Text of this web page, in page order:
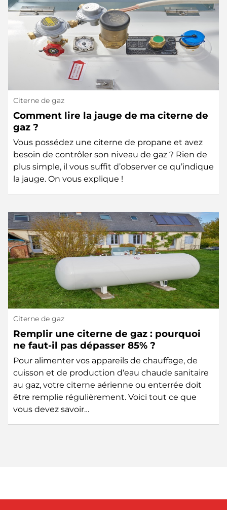
Citerne de gaz
Comment lire la jauge de ma citerne de
gaz ?
Vous possédez une citerne de propane et avez
besoin de contrôler son niveau de gaz ? Rien de
plus simple, il vous suffit d’observer ce qu’indique
la jauge. On vous explique !
Citerne de gaz
Remplir une citerne de gaz : pourquoi
ne faut-il pas dépasser 85% ?
Pour alimenter vos appareils de chauffage, de
cuisson et de production d‘eau chaude sanitaire
au gaz, votre citerne aérienne ou enterrée doit
être remplie régulièrement. Voici tout ce que
vous devez savoir…